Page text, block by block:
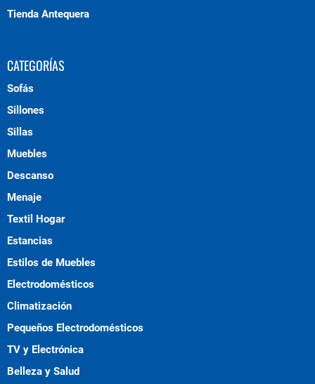
Tienda Antequera
CATEGORÍAS
Sofás
Sillones
Sillas
Muebles
Descanso
Menaje
Textil Hogar
Estancias
Estilos de Muebles
Electrodomésticos
Climatización
Pequeños Electrodomésticos
TV y Electrónica
Belleza y Salud